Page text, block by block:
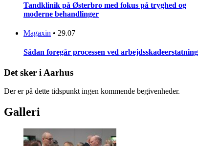
Tandklinik på Østerbro med fokus på tryghed og
moderne behandlinger
Magaxin • 29.07
Sådan foregår processen ved arbejdsskadeerstatning
Det sker i Aarhus
Der er på dette tidspunkt ingen kommende begivenheder.
Galleri